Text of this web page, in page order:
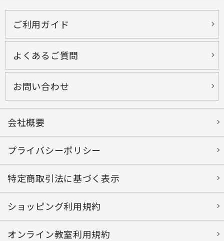
ご利用ガイド
よくあるご質問
お問い合わせ
会社概要
プライバシーポリシー
特定商取引法に基づく表示
ショッピング利用規約
オンライン教室利用規約